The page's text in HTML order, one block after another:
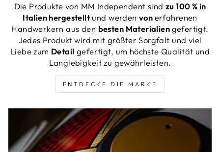
Die Produkte von MM Independent sind zu 100 % in
Italien hergestelltund werdenvonerfahrenen
Handwerkern aus den besten Materialiengefertigt.
Jedes Produkt wird mit größter Sorgfalt und viel
Liebe zum Detail gefertigt, um höchste Qualität und
Langlebigkeit zu gewährleisten.
ENTDECKE DIE MARKE